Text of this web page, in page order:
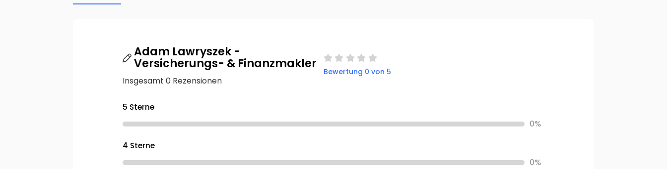
Adam Lawryszek -
Versicherungs- & Finanzmakler
Insgesamt 0 Rezensionen
Bewertung 0 von 5
5 Sterne
0%
4 Sterne
0%